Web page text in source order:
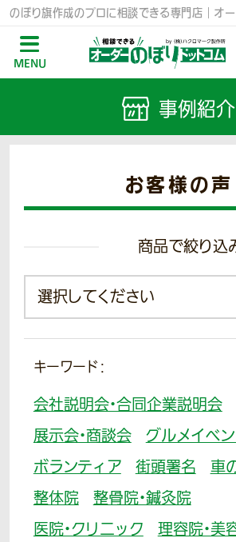
のぼり旗作成のプロに相談できる専門店｜オ
MENU
お客様の声
商品で絞り込
キーワード：
会社説明会・合同企業説明会
展示会・商談会
グルメイベ
ボランティア
街頭署名
車
整体院
整骨院・鍼灸院
医院・クリニック
理容院・美
事例紹介